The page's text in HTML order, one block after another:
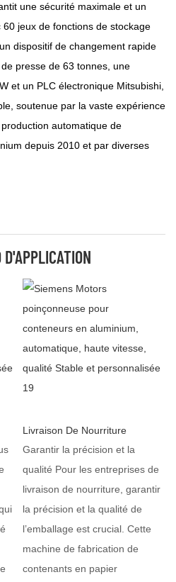
une sécurité maximale et un
jeux de fonctions de stockage
dispositif de changement rapide
presse de 63 tonnes, une
et un PLC électronique Mitsubishi,
soutenue par la vaste expérience
automatique de
depuis 2010 et par diverses
D'APPLICATION
Livraison De Nourriture
Garantir la précision et la
qualité Pour les entreprises de
livraison de nourriture, garantir
la précision et la qualité de
l’emballage est crucial. Cette
machine de fabrication de
contenants en papier